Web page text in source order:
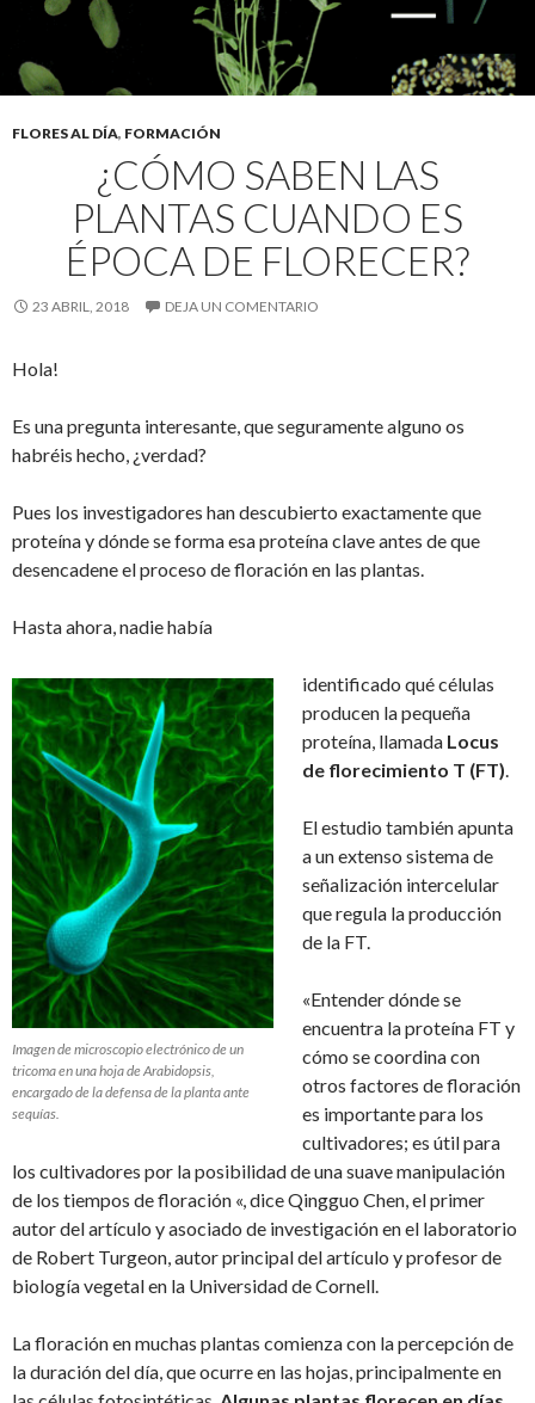
FLORES AL DÍA, FORMACIÓN
¿CÓMO SABEN LAS
PLANTAS CUANDO ES
ÉPOCA DE FLORECER?
23 ABRIL, 2018 DEJA UN COMENTARIO
Hola!
Es una pregunta interesante, que seguramente alguno os
habréis hecho, ¿verdad?
Pues los investigadores han descubierto exactamente que
proteína y dónde se forma esa proteína clave antes de que
desencadene el proceso de floración en las plantas.
Hasta ahora, nadie había
Imagen de microscopio electrónico de un
tricoma en una hoja de Arabidopsis,
encargado de la defensa de la planta ante
sequías.
identificado qué células
producen la pequeña
proteína, llamada Locus
de florecimiento T (FT).
El estudio también apunta
a un extenso sistema de
señalización intercelular
que regula la producción
de la FT.
«Entender dónde se
encuentra la proteína FT y
cómo se coordina con
otros factores de floración
es importante para los
cultivadores; es útil para
los cultivadores por la posibilidad de una suave manipulación
de los tiempos de floración «, dice Qingguo Chen, el primer
autor del artículo y asociado de investigación en el laboratorio
de Robert Turgeon, autor principal del artículo y profesor de
biología vegetal en la Universidad de Cornell.
La floración en muchas plantas comienza con la percepción de
la duración del día, que ocurre en las hojas, principalmente en